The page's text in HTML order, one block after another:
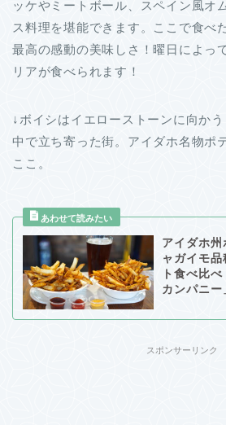
ッケやミートボール、スペイン風オ
ス料理を堪能できます。ここで食べ
最高の感動の美味しさ！曜日によっ
リアが食べられます！
↓ボイシはイエローストーンに向か
中で立ち寄った街。アイダホ名物ポ
ここ。
アイダホ
ャガイモ
ト食べ比
カンパニー
スポンサーリンク